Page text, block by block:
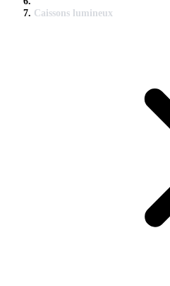
Caissons lumineux